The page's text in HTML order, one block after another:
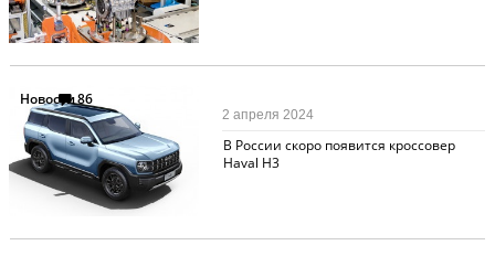
Новости86
В России скоро появится кроссовер
Haval H3
2 апреля 2024